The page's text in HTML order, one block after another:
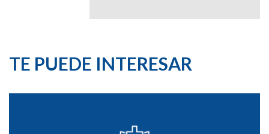
TE PUEDE INTERESAR